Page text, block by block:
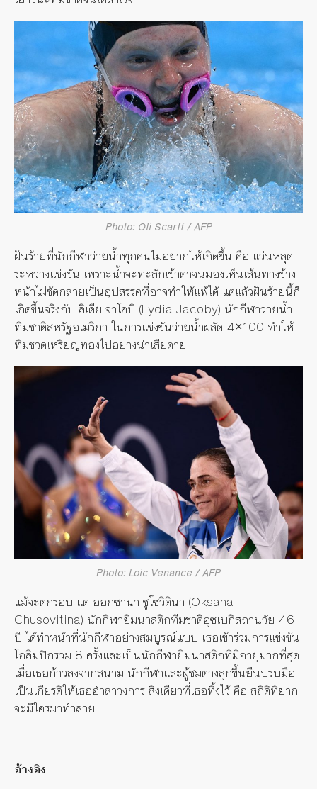
Photo: Oli Scarff / AFP
ฝันร้ายที่นักกีฬาว่ายน้ำทุกคนไม่อยากให้เกิดขึ้น คือ แว่นหลุด
ระหว่างแข่งขัน เพราะน้ำจะทะลักเข้าตาจนมองเห็นเส้นทางข้าง
หน้าไม่ชัดกลายเป็นอุปสรรคที่อาจทำให้แพ้ได้ แต่แล้วฝันร้ายนี้ก็
เกิดขึ้นจริงกับ ลิเดีย จาโคบี (Lydia Jacoby) นักกีฬาว่ายน้ำ
ทีมชาติสหรัฐอเมริกา ในการแข่งขันว่ายน้ำผลัด 4×100 ทำให้
ทีมชวดเหรียญทองไปอย่างน่าเสียดาย
Photo: Loic Venance / AFP
แม้จะตกรอบ แต่ ออกซานา ชูโซวิตินา (Oksana
Chusovitina) นักกีฬายิมนาสติกทีมชาติอุซเบกิสถานวัย 46
ปี ได้ทำหน้าที่นักกีฬาอย่างสมบูรณ์แบบ เธอเข้าร่วมการแข่งขัน
โอลิมปิกรวม 8 ครั้งและเป็นนักกีฬายิมนาสติกที่มีอายุมากที่สุด
เมื่อเธอก้าวลงจากสนาม นักกีฬาและผู้ชมต่างลุกขึ้นยืนปรบมือ
เป็นเกียรติให้เธออำลาวงการ สิ่งเดียวที่เธอทิ้งไว้ คือ สถิติที่ยาก
จะมีใครมาทำลาย
อ้างอิง